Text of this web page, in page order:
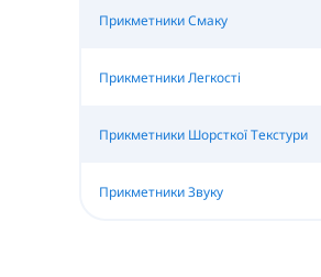
Прикметники Смаку
Прикметники Легкості
Прикметники Шорсткої Текстури
Прикметники Звуку